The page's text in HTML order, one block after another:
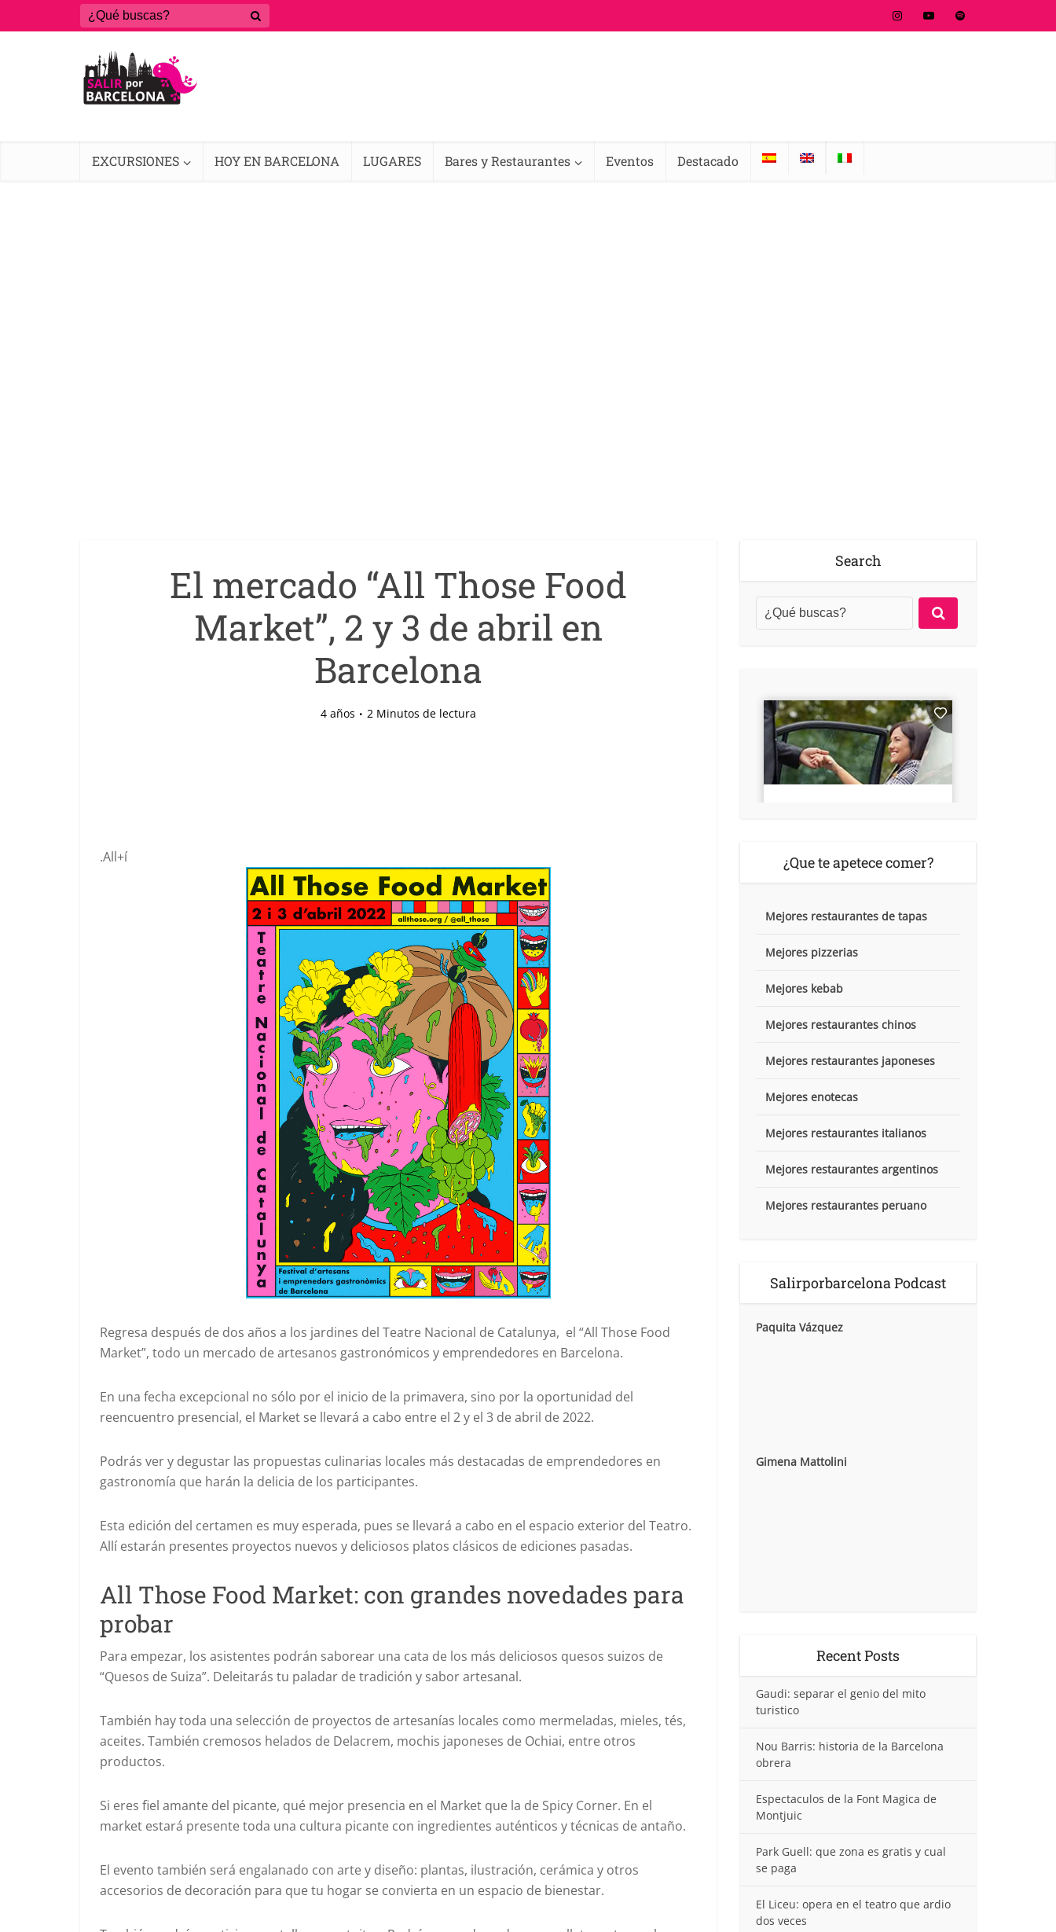
EXCURSIONES HOY EN BARCELONA LUGARES Bares y Restaurantes Eventos Destacado
El mercado “All Those Food
Market”, 2 y 3 de abril en
Barcelona
4 años 2 Minutos de lectura
.All+í
Regresa después de dos años a los jardines del Teatre Nacional de Catalunya, el “All Those Food
Market”, todo un mercado de artesanos gastronómicos y emprendedores en Barcelona.
En una fecha excepcional no sólo por el inicio de la primavera, sino por la oportunidad del
reencuentro presencial, el Market se llevará a cabo entre el 2 y el 3 de abril de 2022.
Podrás ver y degustar las propuestas culinarias locales más destacadas de emprendedores en
gastronomía que harán la delicia de los participantes.
Esta edición del certamen es muy esperada, pues se llevará a cabo en el espacio exterior del Teatro.
Allí estarán presentes proyectos nuevos y deliciosos platos clásicos de ediciones pasadas.
All Those Food Market: con grandes novedades para
probar
Para empezar, los asistentes podrán saborear una cata de los más deliciosos quesos suizos de
“Quesos de Suiza”. Deleitarás tu paladar de tradición y sabor artesanal.
También hay toda una selección de proyectos de artesanías locales como mermeladas, mieles, tés,
aceites. También cremosos helados de Delacrem, mochis japoneses de Ochiai, entre otros
productos.
Si eres fiel amante del picante, qué mejor presencia en el Market que la de Spicy Corner. En el
market estará presente toda una cultura picante con ingredientes auténticos y técnicas de antaño.
El evento también será engalanado con arte y diseño: plantas, ilustración, cerámica y otros
accesorios de decoración para que tu hogar se convierta en un espacio de bienestar.
Search
¿Que te apetece comer?
Mejores restaurantes de tapas
Mejores pizzerias
Mejores kebab
Mejores restaurantes chinos
Mejores restaurantes japoneses
Mejores enotecas
Mejores restaurantes italianos
Mejores restaurantes argentinos
Mejores restaurantes peruano
Salirporbarcelona Podcast
Paquita Vázquez
Gimena Mattolini
Recent Posts
Gaudi: separar el genio del mito
turistico
Nou Barris: historia de la Barcelona
obrera
Espectaculos de la Font Magica de
Montjuic
Park Guell: que zona es gratis y cual
se paga
El Liceu: opera en el teatro que ardio
dos veces